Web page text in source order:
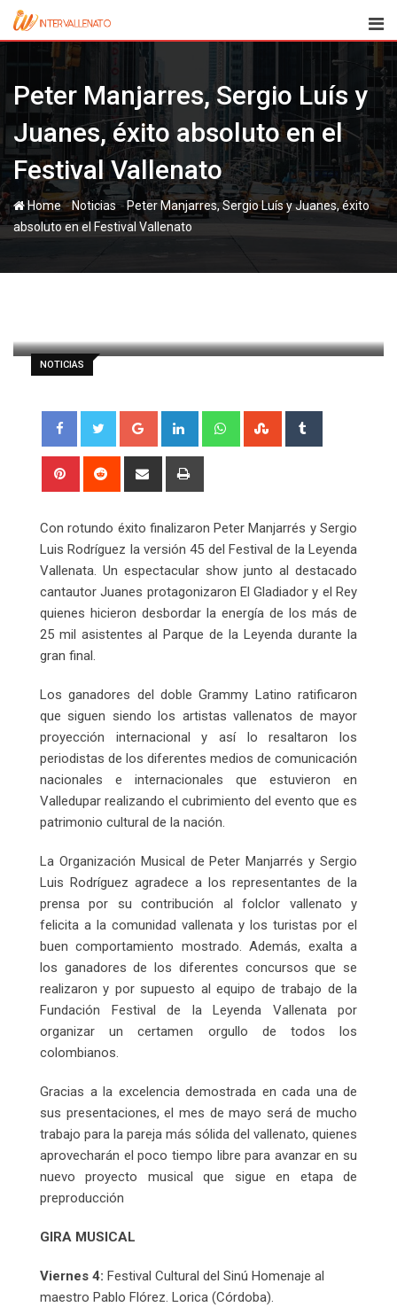
Skip
Peter Manjarres, Sergio Luís y
Juanes, éxito absoluto en el
Festival Vallenato
Home-Noticias-Peter Manjarres, Sergio Luís y Juanes, éxito
absoluto en el Festival Vallenato
NOTICIAS
paul
3 mayo, 2012
Google+ LinkedIn WhatsappStumbleUpon
Pinterest Reddit
Share
Con rotundo éxito finalizaron Peter Manjarrés y Sergio
Luis Rodríguez la versión 45 del Festival de la Leyenda
Vallenata. Un espectacular show junto al destacado
cantautor Juanes protagonizaron El Gladiador y el Rey
quienes hicieron desbordar la energía de los más de
25 mil asistentes al Parque de la Leyenda durante la
gran final.
Los ganadores del doble Grammy Latino ratificaron
que siguen siendo los artistas vallenatos de mayor
proyección internacional y así lo resaltaron los
periodistas de los diferentes medios de comunicación
nacionales e internacionales que estuvieron en
Valledupar realizando el cubrimiento del evento que es
patrimonio cultural de la nación.
La Organización Musical de Peter Manjarrés y Sergio
Luis Rodríguez agradece a los representantes de la
prensa por su contribución al folclor vallenato y
felicita a la comunidad vallenata y los turistas por el
buen comportamiento mostrado. Además, exalta a
los ganadores de los diferentes concursos que se
realizaron y por supuesto al equipo de trabajo de la
Fundación Festival de la Leyenda Vallenata por
organizar un certamen orgullo de todos los
colombianos.
Gracias a la excelencia demostrada en cada una de
sus presentaciones, el mes de mayo será de mucho
trabajo para la pareja más sólida del vallenato, quienes
aprovecharán el poco tiempo libre para avanzar en su
nuevo proyecto musical que sigue en etapa de
preproducción
GIRA MUSICAL
Viernes 4: Festival Cultural del Sinú Homenaje al
maestro Pablo Flórez. Lorica (Córdoba).